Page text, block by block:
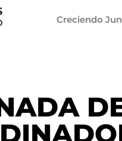
Creciendo